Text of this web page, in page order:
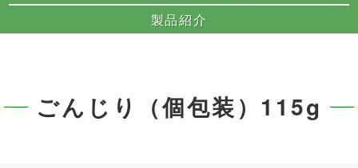
製品紹介
ごんじり（個包装）115g